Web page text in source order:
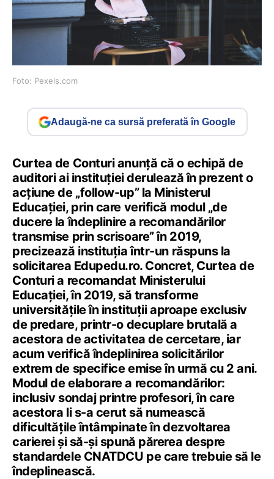
Foto: Pexels.com
Adaugă-ne ca sursă preferată în Google
Curtea de Conturi anunță că o echipă de
auditori ai instituției derulează în prezent o
acțiune de „follow-up” la Ministerul
Educației, prin care verifică modul „de
ducere la îndeplinire a recomandărilor
transmise prin scrisoare” în 2019,
precizează instituția într-un răspuns la
solicitarea Edupedu.ro. Concret, Curtea de
Conturi a recomandat Ministerului
Educației, în 2019, să transforme
universitățile în instituții aproape exclusiv
de predare, printr-o decuplare brutală a
acestora de activitatea de cercetare, iar
acum verifică îndeplinirea solicitărilor
extrem de specifice emise în urmă cu 2 ani.
Modul de elaborare a recomandărilor:
inclusiv sondaj printre profesori, în care
acestora li s-a cerut să numească
dificultățile întâmpinate în dezvoltarea
carierei și să-și spună părerea despre
standardele CNATDCU pe care trebuie să le
îndeplinească.